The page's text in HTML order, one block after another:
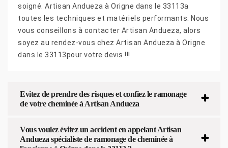
soigné. Artisan Andueza à Origne dans le 33113a
toutes les techniques et matériels performants. Nous
vous conseillons à contacter Artisan Andueza, alors
soyez au rendez-vous chez Artisan Andueza à Origne
dans le 33113pour votre devis !!!
Evitez de prendre des risques et confiez le ramonage
de votre cheminée à Artisan Andueza
Vous voulez évitez un accident en appelant Artisan
Andueza spécialiste de ramonage de cheminée à